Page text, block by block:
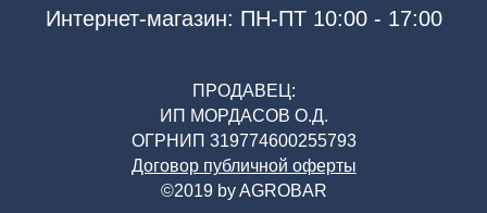
Интернет-магазин: ПН-ПТ 10:00 - 17:00
ПРОДАВЕЦ:
ИП МОРДАСОВ О.Д.
ОГРНИП 319774600255793
Договор публичной оферты
©2019 by AGROBAR